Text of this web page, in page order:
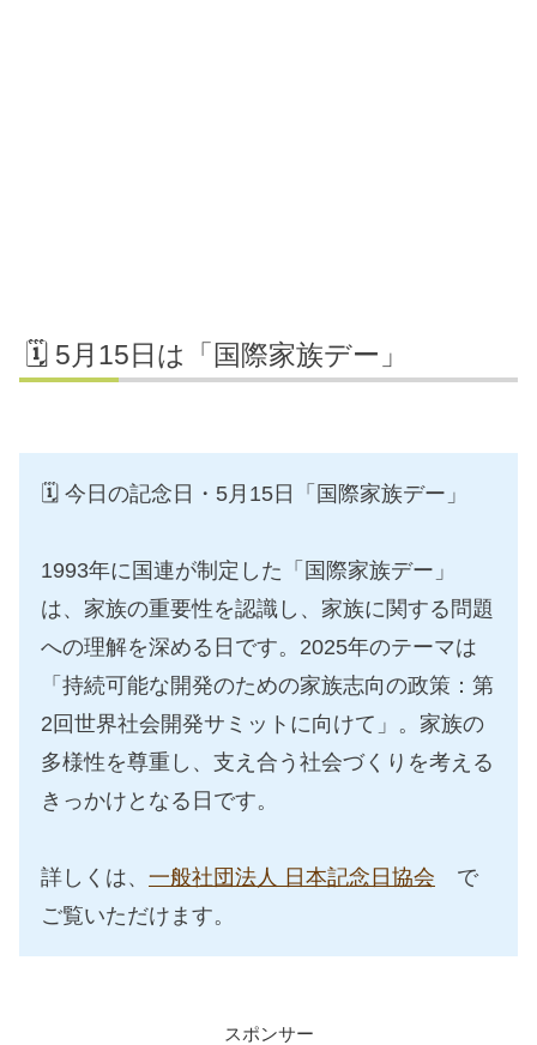
🗓️ 5月15日は「国際家族デー」
🗓️ 今日の記念日・5月15日「国際家族デー」
1993年に国連が制定した「国際家族デー」
は、家族の重要性を認識し、家族に関する問題
への理解を深める日です。2025年のテーマは
「持続可能な開発のための家族志向の政策：第
2回世界社会開発サミットに向けて」。家族の
多様性を尊重し、支え合う社会づくりを考える
きっかけとなる日です。
詳しくは、 一般社団法人 日本記念日協会 で
ご覧いただけます。
スポンサー